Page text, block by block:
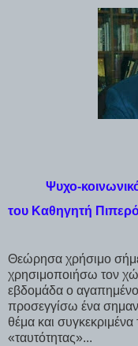
Ψυχο-
του Καθηγητή
Θεώρησα χρήσιμο
χρησιμοποιήσω τον
εβδομάδα ο
προσεγγίσω ένα
θέμα και συγκεκριμένα
«ταυτότητας»...